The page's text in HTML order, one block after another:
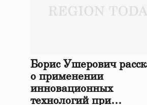
Борис Ушерович
о применении
инновационных
технологий при